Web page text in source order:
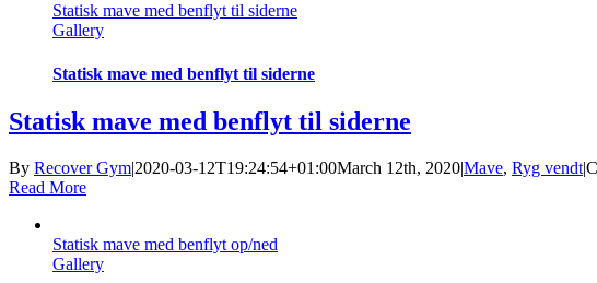
Statisk mave med benflyt til siderne
Gallery
Statisk mave med benflyt til siderne
Statisk mave med benflyt til siderne
By Recover Gym|2020-03-12T19:24:54+01:00March 12th, 2020|Mave, Ryg vendt|
Read More
Statisk mave med benflyt op/ned
Gallery